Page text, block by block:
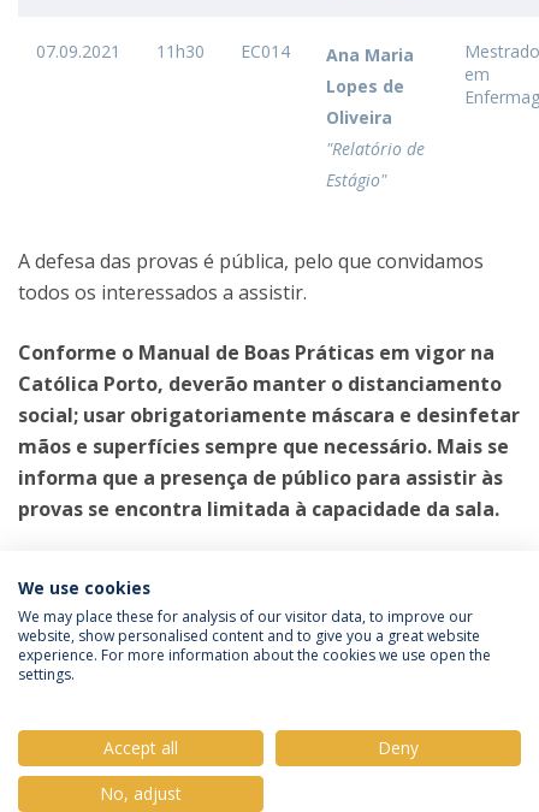
07.09.2021 11h30 EC014
Ana Maria
Lopes de
Oliveira
"Relatório de
Estágio"
Mestrado
em
A defesa das provas é pública, pelo que convidamos
todos os interessados a assistir.
Conforme o Manual de Boas Práticas em vigor na
Católica Porto, deverão manter o distanciamento
social; usar obrigatoriamente máscara e desinfetar
mãos e superfícies sempre que necessário. Mais se
informa que a presença de público para assistir às
provas se encontra limitada à capacidade da sala.
Categories:
Mestrado em Enfermagem
Provas Públicas
Privacy Policy
We use cookies
We may place these for analysis of our visitor data, to improve our
website, show personalised content and to give you a great website
experience. For more information about the cookies we use open the
settings.
Accept all
Deny
No, adjust